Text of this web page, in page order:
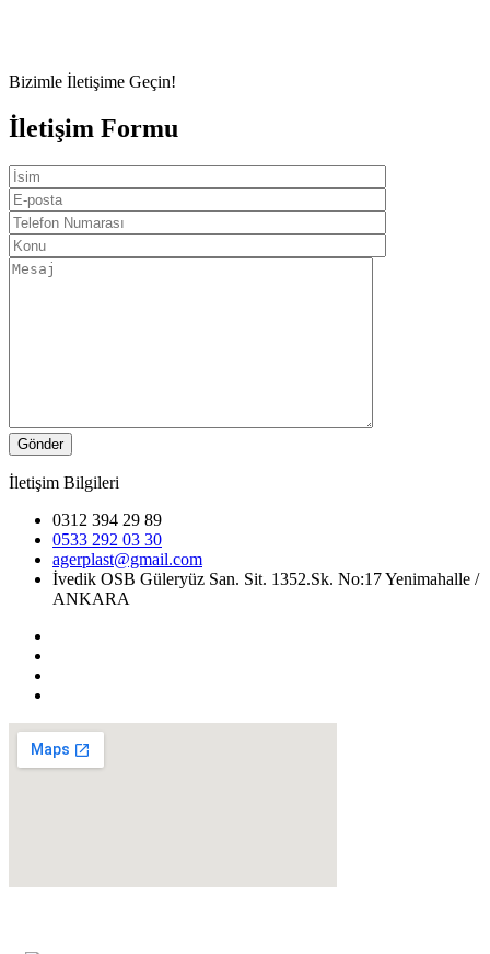
Bizimle İletişime Geçin!
İletişim Formu
İletişim Bilgileri
0312 394 29 89
0533 292 03 30
agerplast@gmail.com
İvedik OSB Güleryüz San. Sit. 1352.Sk. No:17 Yenimahalle /
ANKARA